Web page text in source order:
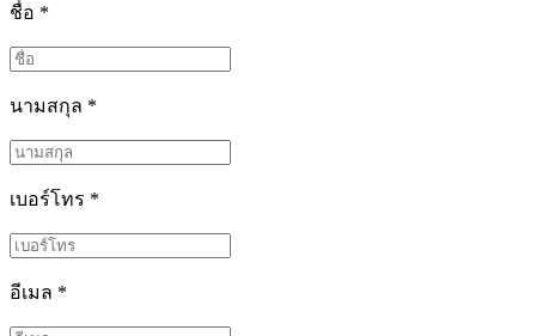
ชื่อ *
นามสกุล *
เบอร์โทร *
อีเมล *